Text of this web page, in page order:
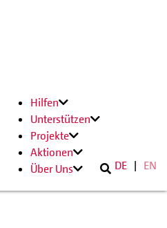
Hilfen
Unterstützen
Projekte
Aktionen
Über Uns
DE EN